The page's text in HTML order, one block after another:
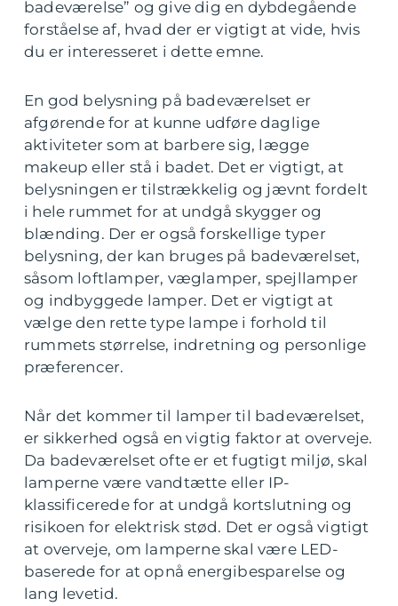
badeværelse” og give dig en dybdegående
forståelse af, hvad der er vigtigt at vide, hvis
du er interesseret i dette emne.
En god belysning på badeværelset er
afgørende for at kunne udføre daglige
aktiviteter som at barbere sig, lægge
makeup eller stå i badet. Det er vigtigt, at
belysningen er tilstrækkelig og jævnt fordelt
i hele rummet for at undgå skygger og
blænding. Der er også forskellige typer
belysning, der kan bruges på badeværelset,
såsom loftlamper, væglamper, spejllamper
og indbyggede lamper. Det er vigtigt at
vælge den rette type lampe i forhold til
rummets størrelse, indretning og personlige
præferencer.
Når det kommer til lamper til badeværelset,
er sikkerhed også en vigtig faktor at overveje.
Da badeværelset ofte er et fugtigt miljø, skal
lamperne være vandtætte eller IP-
klassificerede for at undgå kortslutning og
risikoen for elektrisk stød. Det er også vigtigt
at overveje, om lamperne skal være LED-
baserede for at opnå energibesparelse og
lang levetid.